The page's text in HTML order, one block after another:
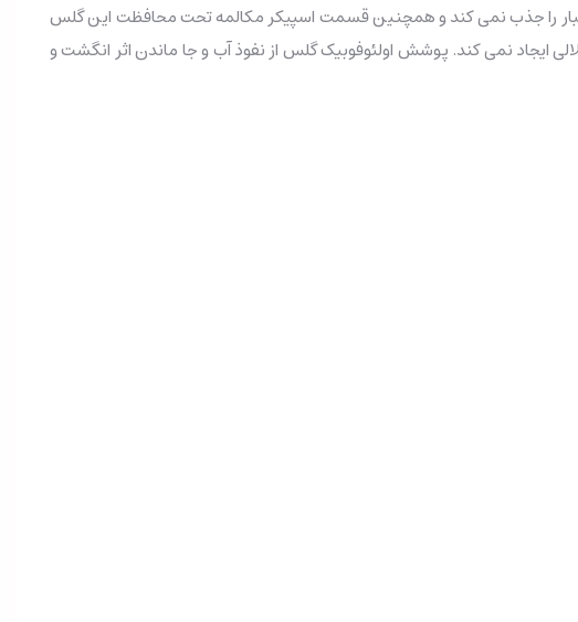
را جذب نمی کند و همچنین قسمت اسپیکر مکالمه تحت محافظت این گلس
ایجاد نمی کند. پوشش اولئوفوبیک گلس از نفوذ آب و جا ماندن اثر انگشت و